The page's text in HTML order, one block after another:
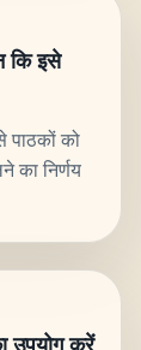
कि इसे
पाठकों को
का निर्णय
उपयोग करें